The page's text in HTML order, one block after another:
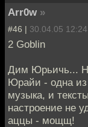
Arr0w »
#46 | 30.04.05 12:24
2 Goblin
Дим Юрьичь...
Юрайи - одна из
музыка, и
настроение не
аццы - мощщ!